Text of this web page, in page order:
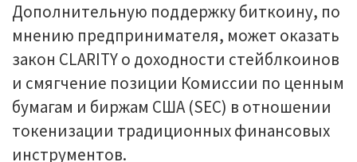
Дополнительную поддержку биткоину, по
мнению предпринимателя, может оказать
закон CLARITY о доходности стейблкоинов
и смягчение позиции Комиссии по ценным
бумагам и биржам США (SEC) в отношении
токенизации традиционных финансовых
инструментов.